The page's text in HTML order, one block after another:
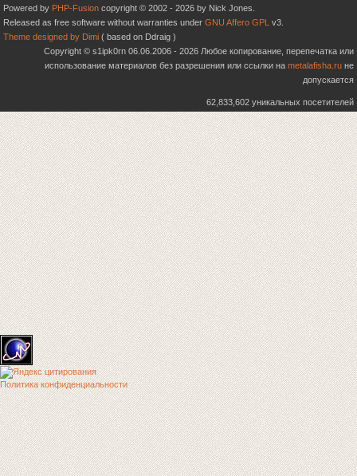
Powered by PHP-Fusion copyright © 2002 - 2026 by Nick Jones.
Released as free software without warranties under GNU Affero GPL v3.
Theme designed by Dimi ( based on Ddraig )
Copyright © s1ipk0rn 06.06.2006 - 2026 Любое копирование, перепечатка или
использование материалов без разрешения или ссылки на metalafisha.ru не
допускается
62,833,602 уникальных посетителей
Политика конфиденциальности